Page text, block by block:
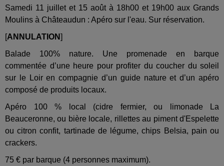
Samedi 11 juillet et 15 août à 18h00 et 19h00 aux Grands
Moulins à Châteaudun : Apéro sur l'eau. Sur réservation.
[ANNULATION]
Balade 100% nature. Une promenade en barque
commentée d’une heure pour profiter du coucher du soleil
sur le Loir en compagnie d’un guide nature et d’un apéro
composé de produits locaux.
Apéro 100 % local (cidre fermier, ou limonade La
Beauceronne, ou bière locale, rillettes au piment d'Espelette
ou citron confit, tartinade de légume, chips Belsia, pain ou
crackers.
75 € par barque (4 personnes maximum).